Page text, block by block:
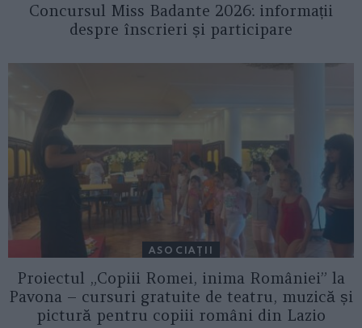
Concursul Miss Badante 2026: informații
despre înscrieri și participare
ASOCIAŢII
Proiectul „Copiii Romei, inima României” la
Pavona – cursuri gratuite de teatru, muzică și
pictură pentru copiii români din Lazio